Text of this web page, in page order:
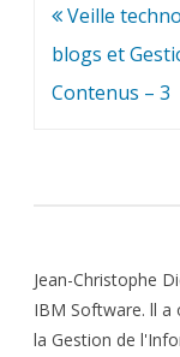
Navigation
de
l’article
Veille
blogs et
Contenus – 3
Jean-Christophe
IBM Software. ll a
la Gestion de